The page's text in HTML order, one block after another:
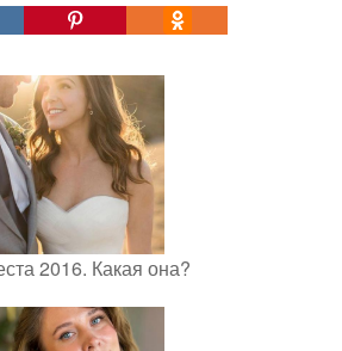
2016. Какая она?